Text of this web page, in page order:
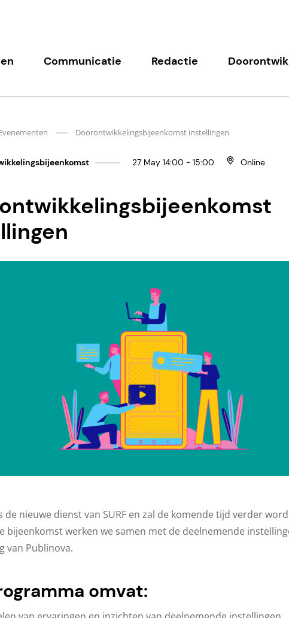
Communicatie Redactie
Doorontwikkelingsbijeenkomst instellingen
27 May 14:00 - 15:00 Online
de nieuwe dienst van SURF en zal de komende tijd verder
bijeenkomst werken we samen met de deelnemende
van Publinova.
omvat: